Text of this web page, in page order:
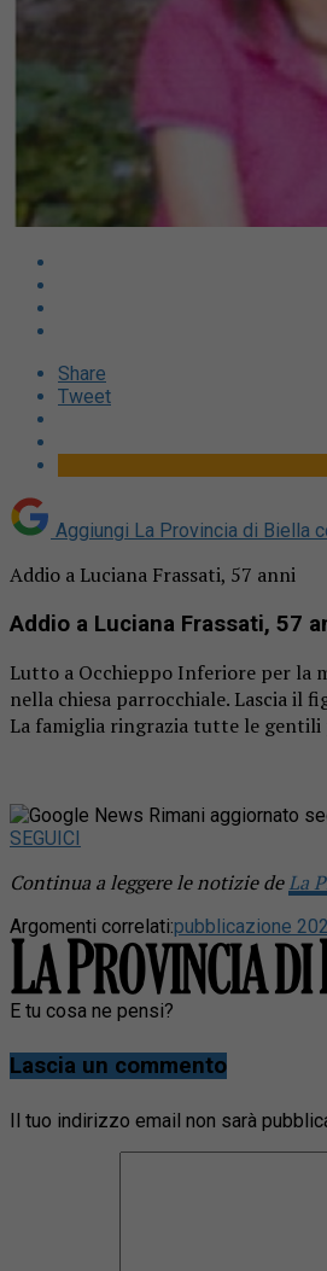
Share
Tweet
Aggiungi La Provincia di Biella
Addio a Luciana Frassati, 57 anni
Addio a Luciana Frassati, 57
Lutto a Occhieppo Inferiore per la
nella chiesa parrocchiale. Lascia il
La famiglia ringrazia tutte le gentili
Rimani aggiornato
SEGUICI
Continua a leggere le notizie deLa
Argomenti correlati:pubblicazione
E tu cosa ne pensi?
Lascia un commento
Il tuo indirizzo email non sarà